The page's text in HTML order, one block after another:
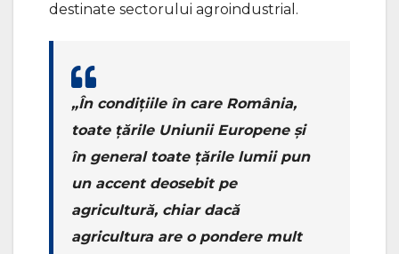
destinate sectorului agroindustrial.
„În condițiile în care România,
toate țările Uniunii Europene și
în general toate țările lumii pun
un accent deosebit pe
agricultură, chiar dacă
agricultura are o pondere mult